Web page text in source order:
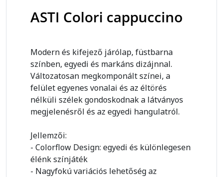
ASTI Colori cappuccino
Modern és kifejező járólap, füstbarna
színben, egyedi és markáns dizájnnal.
Változatosan megkomponált színei, a
felület egyenes vonalai és az éltörés
nélküli szélek gondoskodnak a látványos
megjelenésről és az egyedi hangulatról.
Jellemzői:
- Colorflow Design: egyedi és különlegesen
élénk színjáték
- Nagyfokú variációs lehetőség az